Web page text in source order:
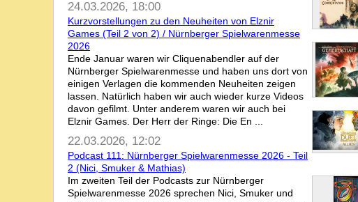
24.03.2026, 18:00
Kurzvorstellungen zu den Neuheiten von Elznir
Games (Teil 2 von 2) / Nürnberger Spielwarenmesse
2026
Ende Januar waren wir Cliquenabendler auf der
Nürnberger Spielwarenmesse und haben uns dort von
einigen Verlagen die kommenden Neuheiten zeigen
lassen. Natürlich haben wir auch wieder kurze Videos
davon gefilmt. Unter anderem waren wir auch bei
Elznir Games. Der Herr der Ringe: Die En ...
22.03.2026, 12:02
Podcast 111: Nürnberger Spielwarenmesse 2026 - Teil
2 (Nici, Smuker & Mathias)
Im zweiten Teil der Podcasts zur Nürnberger
Spielwarenmesse 2026 sprechen Nici, Smuker und